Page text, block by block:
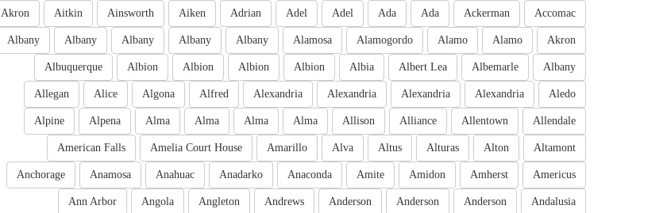
Accomac
Ackerman
Ada
Ada
Adel
Adel
Adrian
Aiken
Ainsworth
Aitkin
Akron
Akron
Alamo
Alamo
Alamogordo
Alamosa
Albany
Albany
Albany
Albany
Albany
Albany
Albemarle
Albert Lea
Albia
Albion
Albion
Albion
Albion
Albuquerque
Aledo
Alexandria
Alexandria
Alexandria
Alexandria
Alfred
Algona
Alice
Allegan
Allendale
Allentown
Alliance
Allison
Alma
Alma
Alma
Alma
Alpena
Alpine
Altamont
Alton
Alturas
Altus
Alva
Amarillo
Amelia Court House
American Falls
Americus
Amherst
Amidon
Amite
Anaconda
Anadarko
Anahuac
Anamosa
Anchorage
Andalusia
Anderson
Anderson
Anderson
Andrews
Angleton
Angola
Ann Arbor